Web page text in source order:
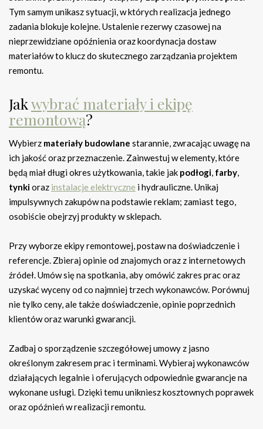
Tym samym unikasz sytuacji, w których realizacja jednego
zadania blokuje kolejne. Ustalenie rezerwy czasowej na
nieprzewidziane opóźnienia oraz koordynacja dostaw
materiałów to klucz do skutecznego zarządzania projektem
remontu.
Jakwybrać materiały i ekipę
remontową?
Wybierz materiały budowlane starannie, zwracając uwagę na
ich jakość oraz przeznaczenie. Zainwestuj w elementy, które
będą miał długi okres użytkowania, takie jak podłogi farby
tynkioraz instalacje elektryczne i hydrauliczne. Unikaj
impulsywnych zakupów na podstawie reklam; zamiast tego,
osobiście obejrzyj produkty w sklepach.
Przy wyborze ekipy remontowej, postaw na doświadczenie i
referencje. Zbieraj opinie od znajomych oraz z internetowych
źródeł. Umów się na spotkania, aby omówić zakres prac oraz
uzyskać wyceny od co najmniej trzech wykonawców. Porównuj
nie tylko ceny, ale także doświadczenie, opinie poprzednich
klientów oraz warunki gwarancji.
Zadbaj o sporządzenie szczegółowej umowy z jasno
określonym zakresem prac i terminami. Wybieraj wykonawców
działających legalnie i oferujących odpowiednie gwarancje na
wykonane usługi. Dzięki temu unikniesz kosztownych poprawek
oraz opóźnień w realizacji remontu.